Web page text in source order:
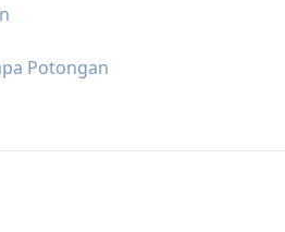
Potongan